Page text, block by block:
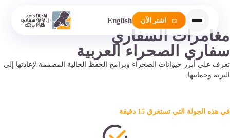
English اشتر الآن
التجارب
مغامرات السفاري
سفاري الصحراء العربية
تعرف على أبرز حيوانات الصحراء وبرامج الحفظ الحالية المصممة لإعادتها إلى
البرية وحمايتها.
في هذه الجولة التي تستغرق 15 دقيقة